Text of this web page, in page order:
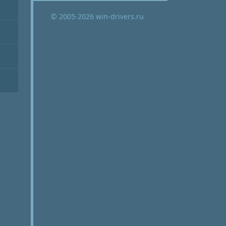
© 2005-2026 win-drivers.ru